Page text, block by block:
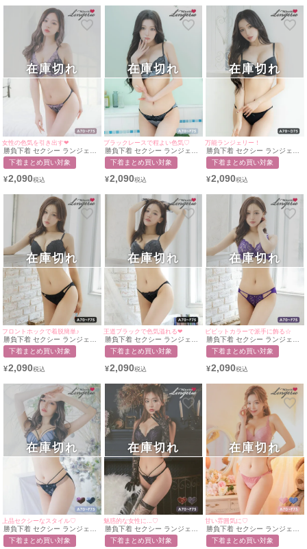
女性の色気を引き出す❤︎
勝負下着 セクシー ランジェリ
ー フラワー刺繍ビジュー付き
脇高カップブラジャー＆ショー
下着まとめ買い対象
¥2,090
在庫切れ
ブラックレースで程よい色気♡
勝負下着 セクシー ランジェリ
ー ブラックレース×サテンリボ
ンカップブラジャー＆ショーツ
下着まとめ買い対象
¥2,090
在庫切れ
万能ランジェリー！
勝負下着 セクシー ランジェリ
ー シームレスリボンワンカラ
ーカップブラジャー＆ショーツ
下着まとめ買い対象
¥2,090
在庫切れ
フロントホックで着脱簡単♪
勝負下着 セクシー ランジェリ
ーローズ刺繍フロントホック脇
高カップブラジャー＆ショーツ
下着まとめ買い対象
¥2,090
在庫切れ
王道ブラックで色気溢れる❤︎
勝負下着 セクシー ランジェリ
ーオリエンタル刺繍脇高カップ
ブラジャー＆ショーツ2点セッ
下着まとめ買い対象
¥2,090
在庫切れ
ビビットカラーで派手に飾る☆
勝負下着 セクシー ランジェリ
ーエレガントフラワー刺繍レー
ス脇高カップブラジャー＆ショ
下着まとめ買い対象
¥2,090
在庫切れ
上品セクシーなスタイル♡
勝負下着 セクシー ランジェリ
ー ブラックフラワーレースバ
イカラーライン脇高3/4カップ
下着まとめ買い対象
在庫切れ
魅惑的な女性に...♡
勝負下着 セクシー ランジェリ
ー エレガントレース脇高ブラ
＆ラインショーツ2点セット
下着まとめ買い対象
在庫切れ
甘い雰囲気に♡
勝負下着 セクシー ランジェリ
ー ガーリーサイドスカラップ
レース脇高3/4カップブラ＆ラ
下着まとめ買い対象
在庫切れ